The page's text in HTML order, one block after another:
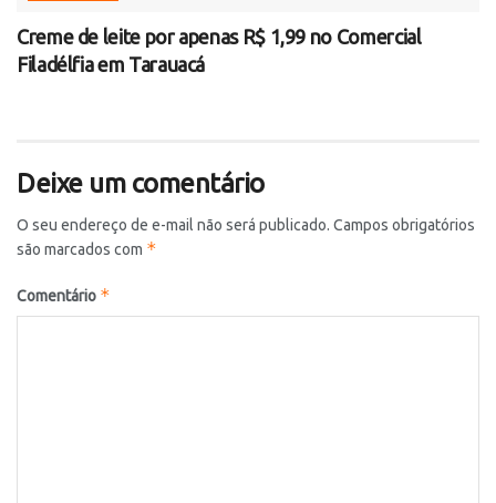
Creme de leite por apenas R$ 1,99 no Comercial
Filadélfia em Tarauacá
Deixe um comentário
O seu endereço de e-mail não será publicado. Campos obrigatórios
são marcados com *
Comentário *